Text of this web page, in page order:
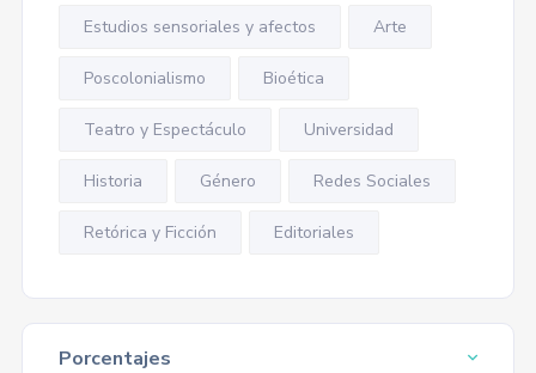
Estudios sensoriales y afectos Arte
Poscolonialismo Bioética
Teatro y Espectáculo Universidad
Historia Género Redes Sociales
Retórica y Ficción Editoriales
Porcentajes